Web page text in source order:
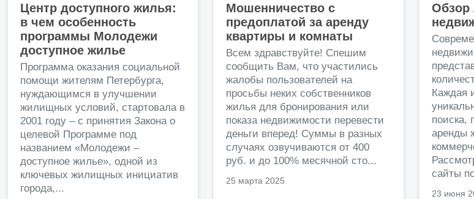
Центр доступного жилья:
в чем особенность
программы Молодежи
доступное жилье
Программа оказания социальной
помощи жителям Петербурга,
нуждающимся в улучшении
жилищных условий, стартовала в
2001 году – с принятия Закона о
целевой Программе под
названием «Молодежи –
доступное жилье», одной из
ключевых жилищных инициатив
города,...
Мошенничество с
предоплатой за аренду
квартиры и комнаты
Всем здравствуйте! Спешим
сообщить Вам, что участились
жалобы пользователей на
просьбы неких собственников
жилья для бронирования или
показа недвижимости перевести
деньги вперед! Суммы в разных
случаях озвучиваются от 400
руб. и до 100% месячной сто...
25 марта 2025
Обзор
Каждая
поиска,
аренды
сайты
23 июня